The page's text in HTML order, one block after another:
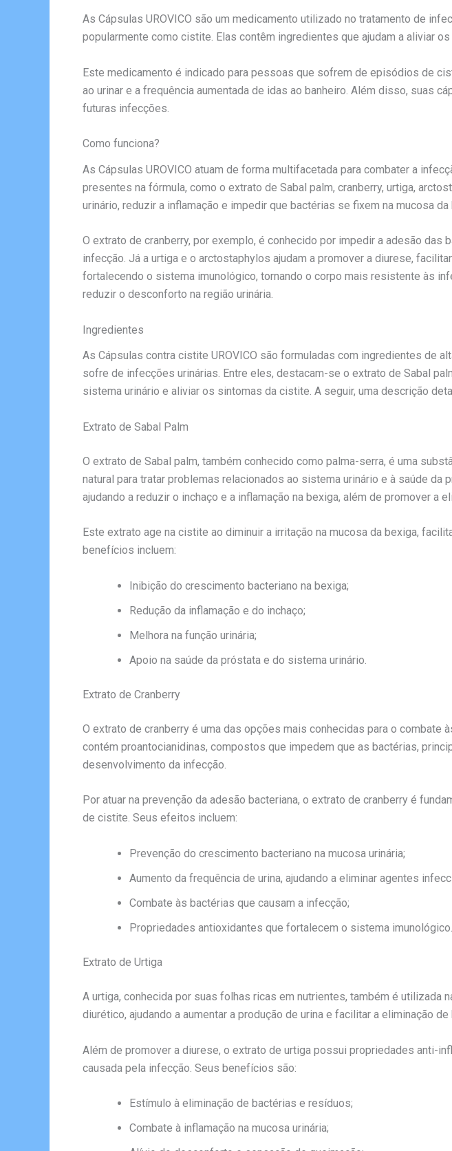
As Cápsulas UROVICO são um medicamento utilizado no tratamento de
popularmente como cistite. Elas contêm ingredientes que ajudam a aliviar
Este medicamento é indicado para pessoas que sofrem de episódios de
ao urinar e a frequência aumentada de idas ao banheiro. Além disso, suas
futuras infecções.
Como funciona?
As Cápsulas UROVICO atuam de forma multifacetada para combater a
presentes na fórmula, como o extrato de Sabal palm, cranberry, urtiga,
urinário, reduzir a inflamação e impedir que bactérias se fixem na mucosa da
O extrato de cranberry, por exemplo, é conhecido por impedir a adesão
infecção. Já a urtiga e o arctostaphylos ajudam a promover a diurese,
fortalecendo o sistema imunológico, tornando o corpo mais resistente às
reduzir o desconforto na região urinária.
Ingredientes
As Cápsulas contra cistite UROVICO são formuladas com ingredientes de
sofre de infecções urinárias. Entre eles, destacam-se o extrato de Sabal
sistema urinário e aliviar os sintomas da cistite. A seguir, uma descrição
Extrato de Sabal Palm
O extrato de Sabal palm, também conhecido como palma-serra, é uma
natural para tratar problemas relacionados ao sistema urinário e à saúde
ajudando a reduzir o inchaço e a inflamação na bexiga, além de promover a
Este extrato age na cistite ao diminuir a irritação na mucosa da bexiga,
benefícios incluem:
Inibição do crescimento bacteriano na bexiga;
Redução da inflamação e do inchaço;
Melhora na função urinária;
Apoio na saúde da próstata e do sistema urinário.
Extrato de Cranberry
O extrato de cranberry é uma das opções mais conhecidas para o
contém proantocianidinas, compostos que impedem que as bactérias,
desenvolvimento da infecção.
Por atuar na prevenção da adesão bacteriana, o extrato de cranberry é
de cistite. Seus efeitos incluem:
Prevenção do crescimento bacteriano na mucosa urinária;
Aumento da frequência de urina, ajudando a eliminar agentes
Combate às bactérias que causam a infecção;
Propriedades antioxidantes que fortalecem o sistema imunológico.
Extrato de Urtiga
A urtiga, conhecida por suas folhas ricas em nutrientes, também é utilizada
diurético, ajudando a aumentar a produção de urina e facilitar a eliminação
Além de promover a diurese, o extrato de urtiga possui propriedades anti-
causada pela infecção. Seus benefícios são:
Estímulo à eliminação de bactérias e resíduos;
Combate à inflamação na mucosa urinária;